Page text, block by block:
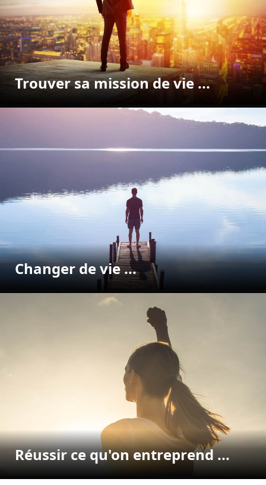
Trouver sa mission de vie ...
Changer de vie ...
Réussir ce qu'on entreprend ...